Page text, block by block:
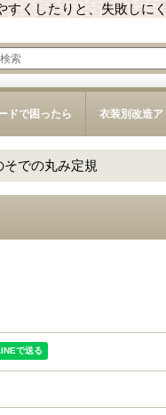
くしたりと、失敗しに
ドで困ったら 衣装別改造ア
そでの丸み定規